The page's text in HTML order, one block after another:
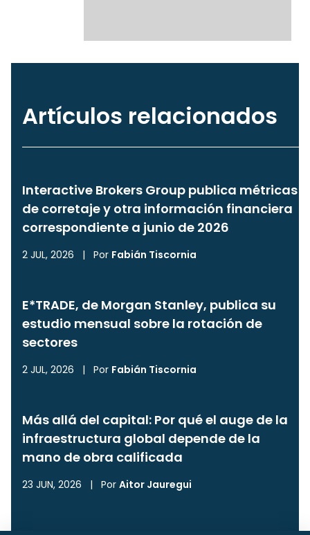
Artículos relacionados
Interactive Brokers Group publica métricas
de corretaje y otra información financiera
correspondiente a junio de 2026
2 JUL, 2026 | Por Fabián Tiscornia
E*TRADE, de Morgan Stanley, publica su
estudio mensual sobre la rotación de
sectores
2 JUL, 2026 | Por Fabián Tiscornia
Más allá del capital: Por qué el auge de la
infraestructura global depende de la
mano de obra calificada
23 JUN, 2026 | Por Aitor Jauregui